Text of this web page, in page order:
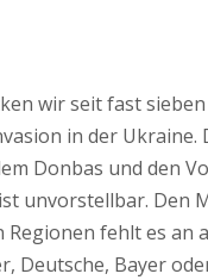
wir seit fast
in der Ukraine.
Donbas und den
unvorstellbar. Den
fehlt es an
Deutsche, Bayer